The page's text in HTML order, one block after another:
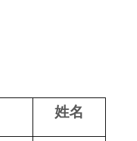
姓名